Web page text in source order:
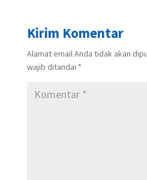
Kirim Komentar
Alamat email Anda tidak akan
wajib ditandai *